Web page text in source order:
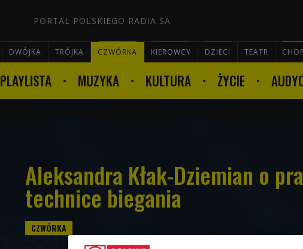
PORTAL POLSKIEGO RADIA SA
DWÓJKA TRÓJKA CZWÓRKA KIEROWCY DZIECI TEATR
PLAYLISTA MUZYKA KULTURA ŻYCIE
Aleksandra Kłak-Dziemian o
technice biegania